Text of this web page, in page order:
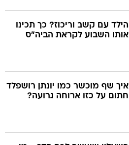
הילד עם קשב וריכוז? כך תכינו
אותו השבוע לקראת הביה"ס
איך שף מוכשר כמו יונתן רושפלד
חתום על כזו ארוחה גרועה?